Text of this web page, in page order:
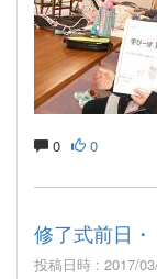
0 0
修了式前日
投稿日時 : 2017/